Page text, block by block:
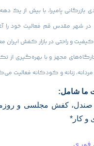
بازرگانی پامیرا، با بیش از
سال ۱۳۸۹ در شهر مقدس قم فعالیت خود
کیفیت و راحتی در بازار کفش ایران
مجهز و با بهره‌گیری از
زنانه و کودکانه فعالیت
ما شامل:
صندل، کفش مجلسی و
و کار*
فوری